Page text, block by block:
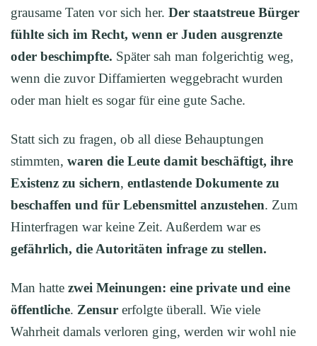
grausame Taten vor sich her. Der staatstreue Bürger
fühlte sich im Recht, wenn er Juden ausgrenzte
oder beschimpfte. Später sah man folgerichtig weg,
wenn die zuvor Diffamierten weggebracht wurden
oder man hielt es sogar für eine gute Sache.
Statt sich zu fragen, ob all diese Behauptungen
stimmten, waren die Leute damit beschäftigt, ihre
Existenz zu sichern, entlastende Dokumente zu
beschaffen und für Lebensmittel anzustehen. Zum
Hinterfragen war keine Zeit. Außerdem war es
gefährlich, die Autoritäten infrage zu stellen.
Man hatte zwei Meinungen: eine private und eine
öffentliche. Zensur erfolgte überall. Wie viele
Wahrheit damals verloren ging, werden wir wohl nie